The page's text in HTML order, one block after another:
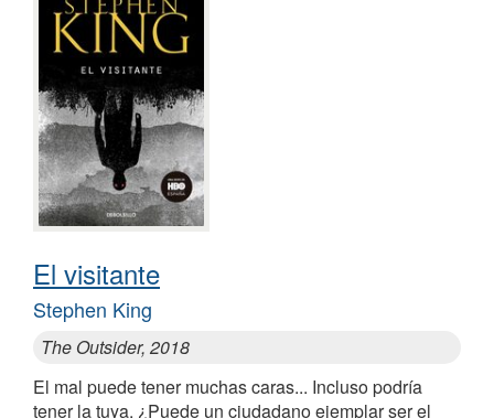
El visitante
Stephen King
The Outsider, 2018
El mal puede tener muchas caras... Incluso podría
tener la tuya. ¿Puede un ciudadano ejemplar ser el